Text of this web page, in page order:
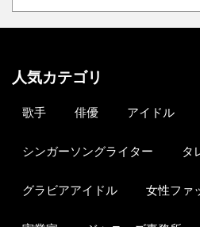
人気カテゴリ
歌手 俳優 アイドル
シンガーソングライター タ
グラビアアイドル 女性ファ